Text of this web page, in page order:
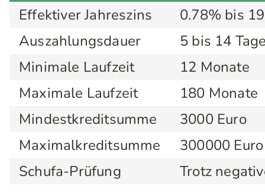
Effektiver Jahreszins
0.78% bis
Auszahlungsdauer
5 bis 14
Minimale Laufzeit
12 Monate
Maximale Laufzeit
180 Monate
Mindestkreditsumme
3000 Euro
Maximalkreditsumme
300000 Euro
Schufa-Prüfung
Trotz